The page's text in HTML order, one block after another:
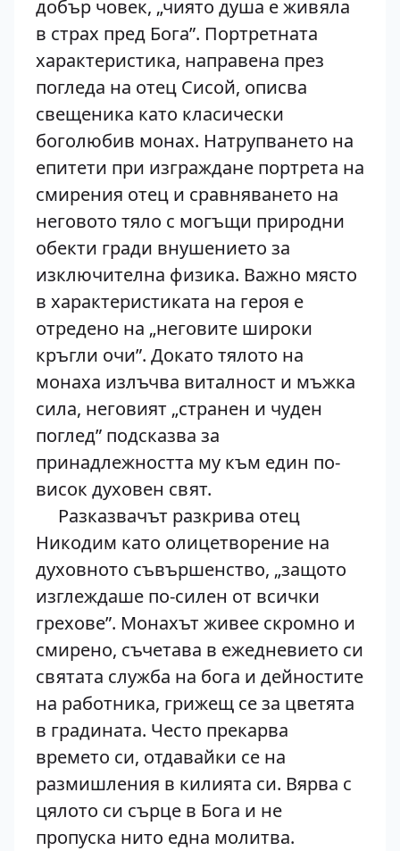
добър човек, „чиято душа е живяла
в страх пред Бога”. Портретната
характеристика, направена през
погледа на отец Сисой, описва
свещеника като класически
боголюбив монах. Натрупването на
епитети при изграждане портрета на
смирения отец и сравняването на
неговото тяло с могъщи природни
обекти гради внушението за
изключителна физика. Важно място
в характеристиката на героя е
отредено на „неговите широки
кръгли очи”. Докато тялото на
монаха излъчва виталност и мъжка
сила, неговият „странен и чуден
поглед” подсказва за
принадлежността му към един по-
висок духовен свят.
Разказвачът разкрива отец
Никодим като олицетворение на
духовното съвършенство, „защото
изглеждаше по-силен от всички
грехове”. Монахът живее скромно и
смирено, съчетава в ежедневието си
святата служба на бога и дейностите
на работника, грижещ се за цветята
в градината. Често прекарва
времето си, отдавайки се на
размишления в килията си. Вярва с
цялото си сърце в Бога и не
пропуска нито една молитва.